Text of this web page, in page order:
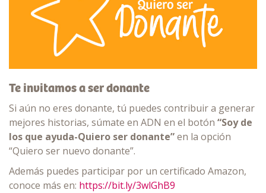
Te invitamos a ser donante
Si aún no eres donante, tú puedes contribuir a generar
mejores historias, súmate en ADN en el botón “Soy de
los que ayuda-Quiero ser donante”en la opción
“Quiero ser nuevo donante”.
Además puedes participar por un certificado Amazon,
conoce más en: https://bit.ly/3wlGhB9